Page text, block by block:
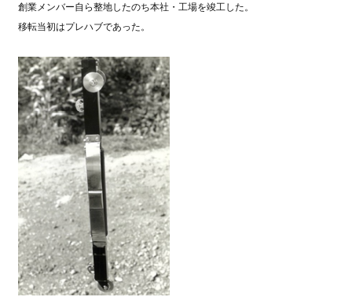
創業メンバー自ら整地したのち本社・工場を竣工した。
移転当初はプレハブであった。